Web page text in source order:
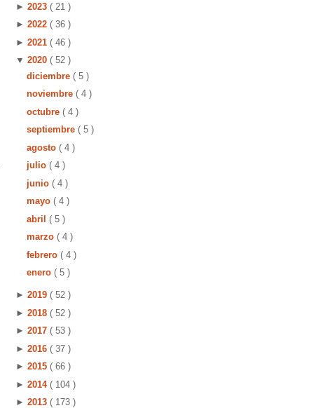
► 2023 ( 21 )
► 2022 ( 36 )
► 2021 ( 46 )
▼ 2020 ( 52 )
diciembre ( 5 )
noviembre ( 4 )
octubre ( 4 )
septiembre ( 5 )
agosto ( 4 )
julio ( 4 )
junio ( 4 )
mayo ( 4 )
abril ( 5 )
marzo ( 4 )
febrero ( 4 )
enero ( 5 )
► 2019 ( 52 )
► 2018 ( 52 )
► 2017 ( 53 )
► 2016 ( 37 )
► 2015 ( 66 )
► 2014 ( 104 )
► 2013 ( 173 )